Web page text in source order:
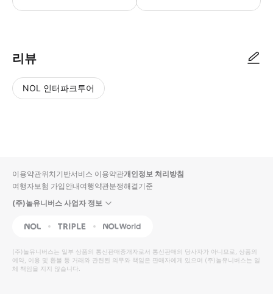
리뷰
NOL 인터파크투어
입니
다.
높
은
순
동
영
상
순
상
이용약관위치기반서비스 이용약관개인정보 처리방침
여행자보험 가입안내여행약관분쟁해결기준
(주)놀유니버스 사업자 정보
NOL Triple Interpark Global
(주)놀유니버스는 일부 상품의 통신판매중개자로서 통신판매의 당사자가 아니므로, 상품의
예약, 이용 및 환불 등 거래와 관련된 의무와 책임은 판매자에게 있으며 (주)놀유니버스는 일
체 책임을 지지 않습니다.